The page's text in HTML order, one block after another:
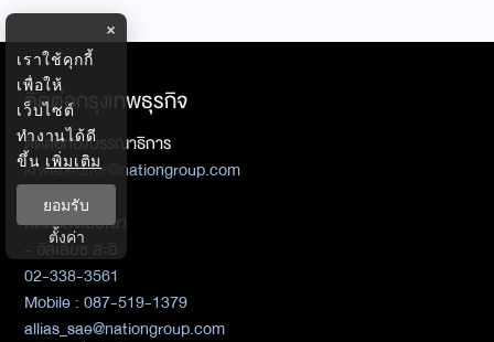
ติดต่อกรุงเทพธุรกิจ
ติดต่อกองบรรณาธิการ
ktwebeditor@nationgroup.com
ติดต่อลงโฆษณา
- อัลเลียซ สะอิ
02-338-3561
Mobile : 087-519-1379
allias_sae@nationgroup.com
×
เราใช้คุกกี้
เพื่อให้
เว็บไซต์
ทำงานได้ดี
ขึ้น เพิ่มเติม
ยอมรับ
ตั้งค่า